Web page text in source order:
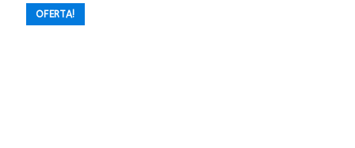
OFERTA!